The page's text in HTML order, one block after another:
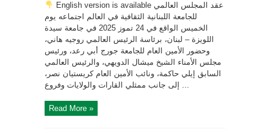
English version is available عقد المجلس العالمي
للجامعة اللبنانية الثقافية في العالم اجتماعه يوم
الخميس الواقع في 24 تموز 2025 في جامعة سيدة
اللويزة – لبنان، برئاسة الرئيس العالمي روجيه هاني،
وحضور الأمين العام للجامعة جورج أبي رعد، ورئيس
مجلس الأمناء الشيخ ميشال الدويهي، والرئيس العالمي
السابق إيلي حاكمة، ونائب الأمين العام كريستيان نصر،
إلى جانب ممثلي القارات والولايات وفروع ...
Read More »